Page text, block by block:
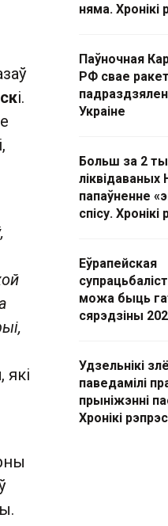
і.
, які
няма. Хронікі
Паўночная
РФ свае
Украіне
Больш за 2
ліквідаваных
папаўненне
спісу.
Еўрапейская
можа быць
сярэдзіны
Удзельнікі
паведамілі
прыніжэнні
Хронікі